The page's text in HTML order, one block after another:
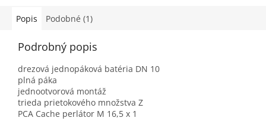
Popis Podobné (1)
Podrobný popis
drezová jednopáková batéria DN 10
plná páka
jednootvorová montáž
trieda prietokového množstva Z
PCA Cache perlátor M 16,5 x 1